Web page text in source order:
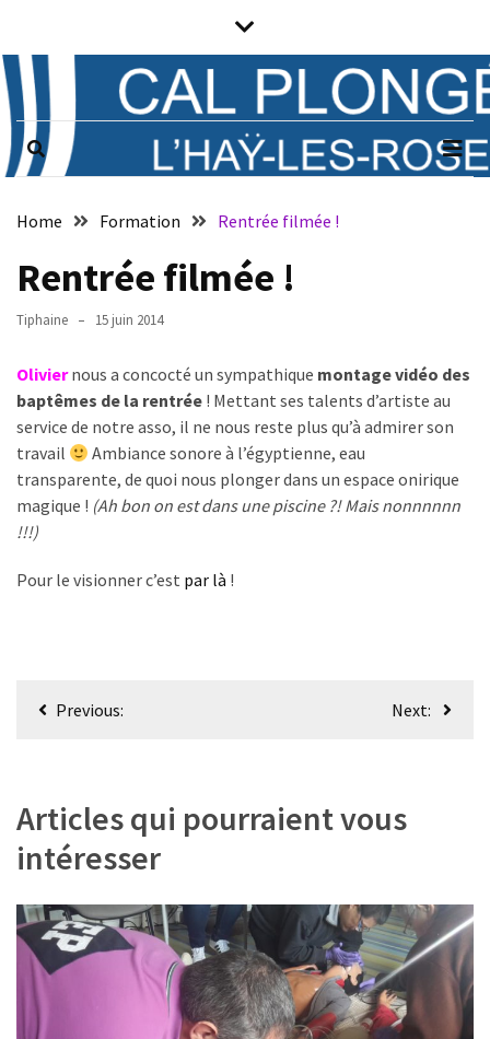
content
Prochains
évènements
Notice
Il n’y a pas
d’évènements
Horaires
Vendredi
21h
23h
plongée,
nage
12h30
apnée
content
CAL PLONGÉE
Club associatif de plongée sous-
marine de L'Haÿ-les-Roses (94)
Home Formation Rentrée filmée !
Rentrée filmée !
Tiphaine 15 juin 2014
Oliviernous a concocté un sympathique montage vidéo des
baptêmes de la rentrée ! Mettant ses talents d’artiste au
service de notre asso, il ne nous reste plus qu’à admirer son
travail
Ambiance sonore à l’égyptienne, eau
transparente, de quoi nous plonger dans un espace onirique
magique ! (Ah bon on est dans une piscine ?! Mais nonnnnnn
!!!)
Pour le visionner c’est par là !
Navigation
Previous: Next:
Articles qui pourraient vous
intéresser